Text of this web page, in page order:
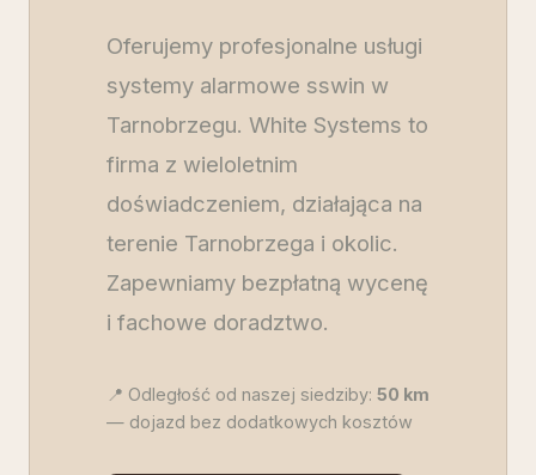
Oferujemy profesjonalne usługi
systemy alarmowe sswin w
Tarnobrzegu. White Systems to
firma z wieloletnim
doświadczeniem, działająca na
terenie Tarnobrzega i okolic.
Zapewniamy bezpłatną wycenę
i fachowe doradztwo.
📍 Odległość od naszej siedziby: 50 km
— dojazd bez dodatkowych kosztów